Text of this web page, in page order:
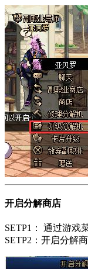
开启分解商店
SETP1： 通过游戏
SETP2：开启分解